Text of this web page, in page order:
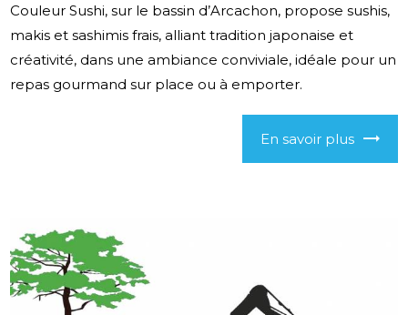
Couleur Sushi, sur le bassin d’Arcachon, propose sushis,
makis et sashimis frais, alliant tradition japonaise et
créativité, dans une ambiance conviviale, idéale pour un
repas gourmand sur place ou à emporter.
En savoir plus